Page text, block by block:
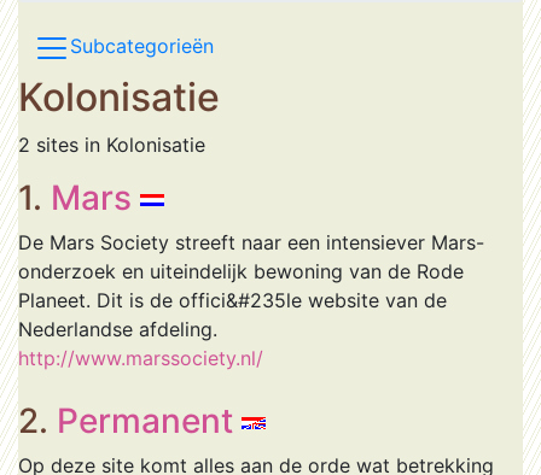
Subcategorieën
Kolonisatie
2 sites in Kolonisatie
1. Mars
De Mars Society streeft naar een intensiever Mars-
onderzoek en uiteindelijk bewoning van de Rode
Planeet. Dit is de offici&#235le website van de
Nederlandse afdeling.
http://www.marssociety.nl/
2. Permanent
Op deze site komt alles aan de orde wat betrekking